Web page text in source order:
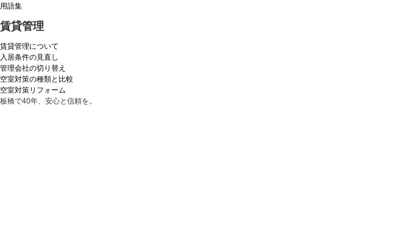
用語集
賃貸管理
賃貸管理について
入居条件の見直し
管理会社の切り替え
空室対策の種類と比較
空室対策リフォーム
板橋で40年、安心と信頼を。